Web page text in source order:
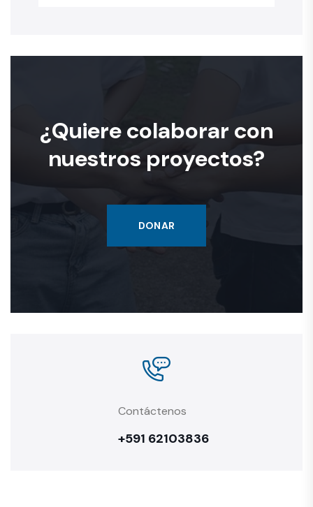
¿Quiere colaborar con
nuestros proyectos?
DONAR
Contáctenos
+591 62103836